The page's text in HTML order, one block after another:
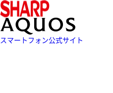
スマートフォン公式サイト